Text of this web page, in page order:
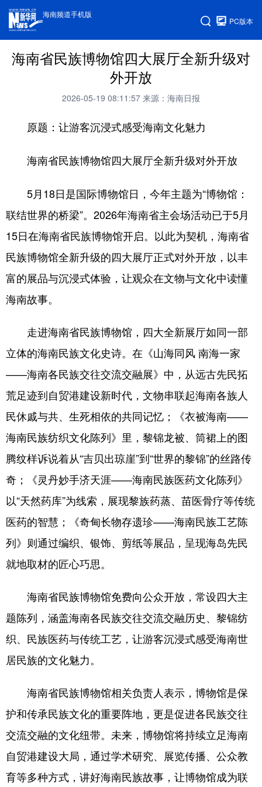
海南频道手机版
PC版本
海南省民族博物馆四大展厅全新升级对
外开放
2026-05-19 08:11:57 来源：海南日报
原题：让游客沉浸式感受海南文化魅力
海南省民族博物馆四大展厅全新升级对外开放
5月18日是国际博物馆日，今年主题为“博物馆：
联结世界的桥梁”。2026年海南省主会场活动已于5月
15日在海南省民族博物馆开启。以此为契机，海南省
民族博物馆全新升级的四大展厅正式对外开放，以丰
富的展品与沉浸式体验，让观众在文物与文化中读懂
海南故事。
走进海南省民族博物馆，四大全新展厅如同一部
立体的海南民族文化史诗。在《山海同风 南海一家
——海南各民族交往交流交融展》中，从远古先民拓
荒足迹到自贸港建设新时代，文物串联起海南各族人
民休戚与共、生死相依的共同记忆；《衣被海南——
海南民族纺织文化陈列》里，黎锦龙被、筒裙上的图
腾纹样诉说着从“吉贝出琼崖”到“世界的黎锦”的丝路传
奇；《灵丹妙手济天涯——海南民族医药文化陈列》
以“天然药库”为线索，展现黎族药蒸、苗医骨疗等传统
医药的智慧；《奇甸长物存遗珍——海南民族工艺陈
列》则通过编织、银饰、剪纸等展品，呈现海岛先民
就地取材的匠心巧思。
海南省民族博物馆免费向公众开放，常设四大主
题陈列，涵盖海南各民族交往交流交融历史、黎锦纺
织、民族医药与传统工艺，让游客沉浸式感受海南世
居民族的文化魅力。
海南省民族博物馆相关负责人表示，博物馆是保
护和传承民族文化的重要阵地，更是促进各民族交往
交流交融的文化纽带。未来，博物馆将持续立足海南
自贸港建设大局，通过学术研究、展览传播、公众教
育等多种方式，讲好海南民族故事，让博物馆成为联